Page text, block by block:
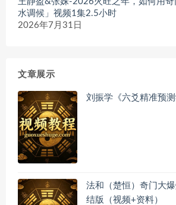
水调候」视频1集2.5小时
2026年7月31日
文章展示
刘振学《六爻精准预
法和（楚恒）奇门大
结版（视频+资料）